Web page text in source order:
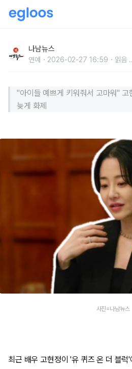
진심, 뒤늦게 화제
나남뉴스
연예 2026-02-27 16:59 읽음
"아이들 예쁘게 키워줘서 고마워" 고
늦게 화제
사진=나남뉴스
최근 배우 고현정이 '유 퀴즈 온 더 블